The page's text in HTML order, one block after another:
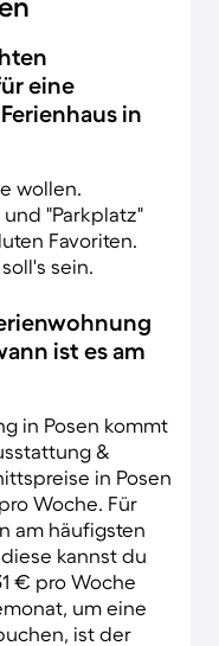
eine
in
wollen.
"Parkplatz"
Favoriten.
sein.
ist es am
in Posen kommt
&
in Posen
Woche. Für
am häufigsten
kannst du
€ pro Woche
um eine
ist der